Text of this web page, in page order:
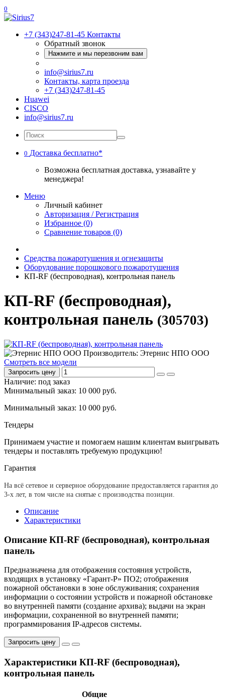
0
+7 (343)247-81-45 Контакты
Обратный звонок
Нажмите и мы перезвоним вам
info@sirius7.ru
Контакты, карта проезда
+7 (343)247-81-45
Huawei
CISCO
info@sirius7.ru
0 Доставка бесплатно*
Возможна бесплатная доставка, узнавайте у
менеджера!
Меню
Личный кабинет
Авторизация / Регистрация
Избранное (0)
Сравнение товаров (0)
Средства пожаротушения и огнезащиты
Оборудование порошкового пожаротушения
КП-RF (беспроводная), контрольная панель
КП-RF (беспроводная),
контрольная панель (305703)
Производитель: Этернис НПО ООО
Смотреть все модели
Запросить цену
Наличие: под заказ
Минимальный заказ: 10 000 руб.
Минимальный заказ: 10 000 руб.
Тендеры
Принимаем участие и помогаем нашим клиентам выигрывать
тендеры и поставлять требуемую продукцию!
Гарантия
На всё сетевое и серверное оборудование предоставляется гарантия до
3-х лет, в том числе на снятые с производства позиции.
Описание
Характеристики
Описание КП-RF (беспроводная), контрольная
панель
Предназначена для отображения состояния устройств,
входящих в установку «Гарант-Р» ПО2; отображения
пожарной обстановки в зоне обслуживания; сохранения
информации о состоянии устройств и пожарной обстановке
во внутренней памяти (создание архива); выдачи на экран
информации, сохраненной во внутренней памяти;
программирования IP-адресов системы.
Запросить цену
Характеристики КП-RF (беспроводная),
контрольная панель
Общие